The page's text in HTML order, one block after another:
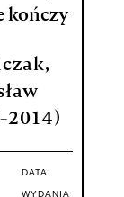
kończy
2014)
DATA
WYDANIA